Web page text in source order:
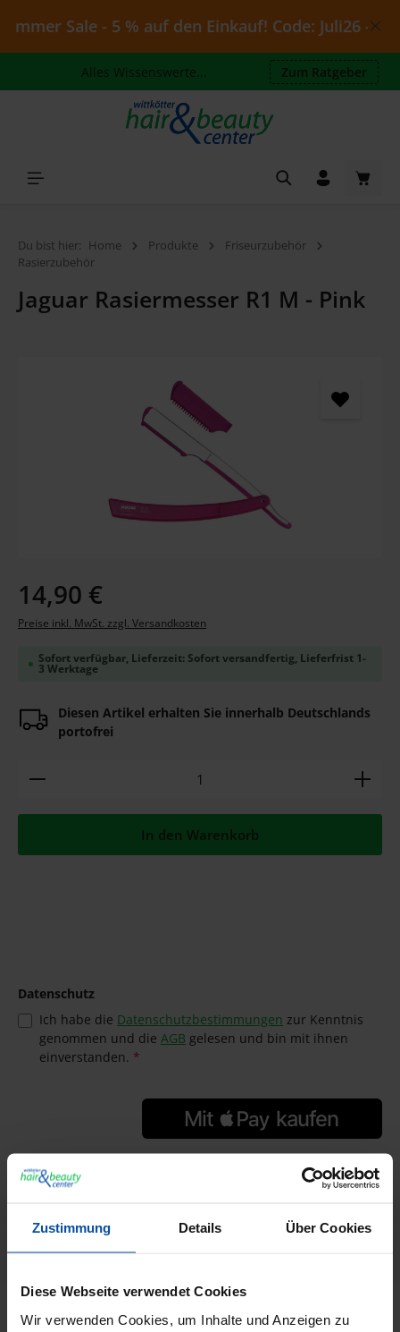
Zustimmung Details Über Cookies
Diese Webseite verwendet Cookies
Wir verwenden Cookies, um Inhalte und Anzeigen zu
Zum Hauptinhalt springen
Sale - 5 % auf den Einkauf! Code: Juli26 -
Alles Wissenswerte... Zum Ratgeber
Du bist hier: Home Produkte
Friseurzubehör
Rasierzubehör
Jaguar Rasiermesser R1 M - Pink
Regulärer Preis:
14,90 €
Preise inkl. MwSt. zzgl. Versandkosten
Sofort verfügbar, Lieferzeit: Sofort versandfertig, Lieferfrist 1-
3 Werktage
Diesen Artikel erhalten Sie innerhalb Deutschlands
portofrei
Produkt Anzahl: Gib den gewünschten Wert ein
In den Warenkorb
Datenschutz
Ich habe die Datenschutzbestimmungen zur Kenntnis
genommen und die AGB gelesen und bin mit ihnen
einverstanden. *
GTIN/EAN:
4030363002560
Jaguar
Herstellernummer:
38196
Beschreibung